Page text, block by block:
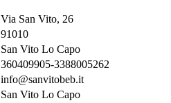
Via San Vito, 26
91010
San Vito Lo Capo
360409905-3388005262
info@sanvitobeb.it
San Vito Lo Capo